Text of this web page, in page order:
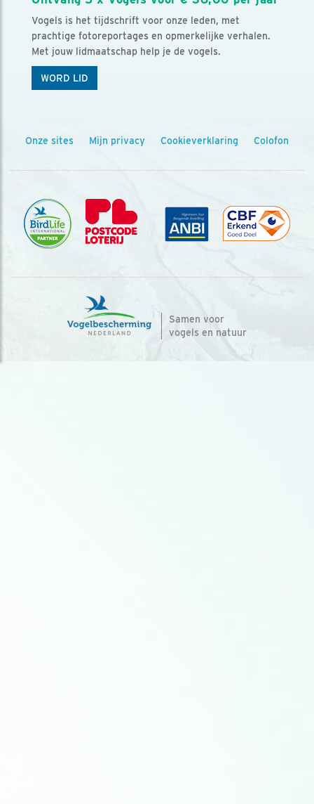
Vogels is het tijdschrift voor onze leden, met
prachtige fotoreportages en opmerkelijke verhalen.
Met jouw lidmaatschap help je de vogels.
WORD LID
Onze sites Mijn privacy Cookieverklaring Colofon
Samen voor
vogels en natuur